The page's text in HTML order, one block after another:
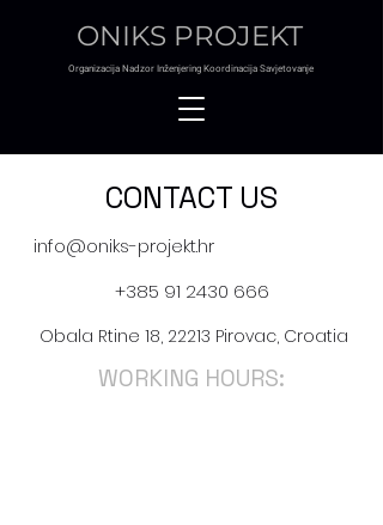
ONIKS PROJEKT
OrganizacijaNadzorInženjeringKoordinacija Savjetovanje
CONTACT US
info@oniks-projekt.hr
+385 91 2430 666
Obala Rtine 18, 22213 Pirovac, Croatia
WORKING HOURS: